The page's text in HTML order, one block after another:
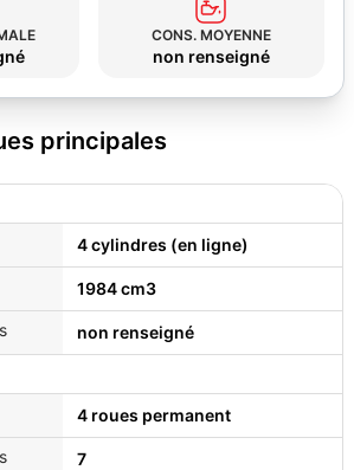
CONS. MOYENNE
non renseigné
principales
4 cylindres (en ligne)
1984 cm3
non renseigné
4 roues permanent
7